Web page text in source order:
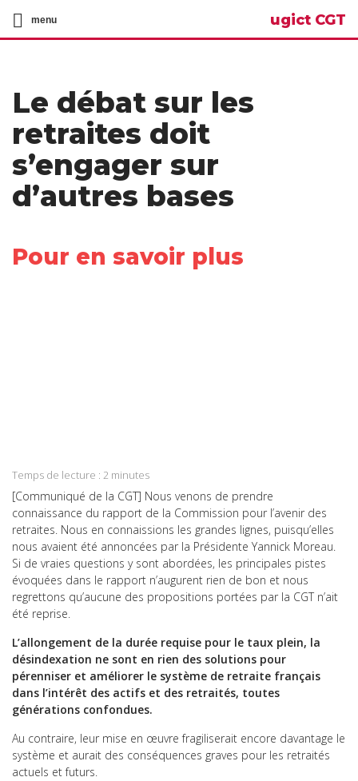
menu ugict CGT
Le débat sur les
retraites doit
s’engager sur
d’autres bases
Pour en savoir plus
Email
Temps de lecture : 2 minutes
[Communiqué de la CGT] Nous venons de prendre
connaissance du rapport de la Commission pour l’avenir des
retraites. Nous en connaissions les grandes lignes, puisqu’elles
nous avaient été annoncées par la Présidente Yannick Moreau.
Si de vraies questions y sont abordées, les principales pistes
évoquées dans le rapport n’augurent rien de bon et nous
regrettons qu’aucune des propositions portées par la CGT n’ait
été reprise.
L’allongement de la durée requise pour le taux plein, la
désindexation ne sont en rien des solutions pour
pérenniser et améliorer le système de retraite français
dans l’intérêt des actifs et des retraités, toutes
générations confondues.
Au contraire, leur mise en œuvre fragiliserait encore davantage le
système et aurait des conséquences graves pour les retraités
actuels et futurs.